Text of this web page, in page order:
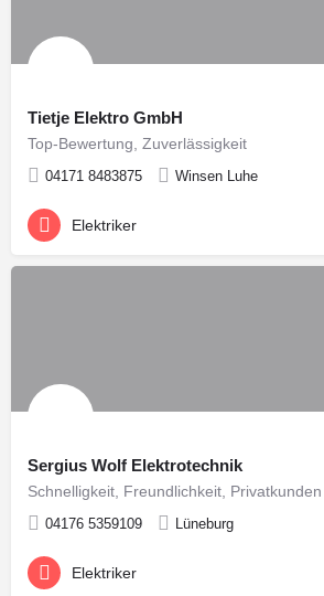
Tietje Elektro GmbH
Top-Bewertung, Zuverlässigkeit
04171 8483875 Winsen Luhe
Elektriker
Sergius Wolf Elektrotechnik
Schnelligkeit, Freundlichkeit, Privatkunden
04176 5359109 Lüneburg
Elektriker